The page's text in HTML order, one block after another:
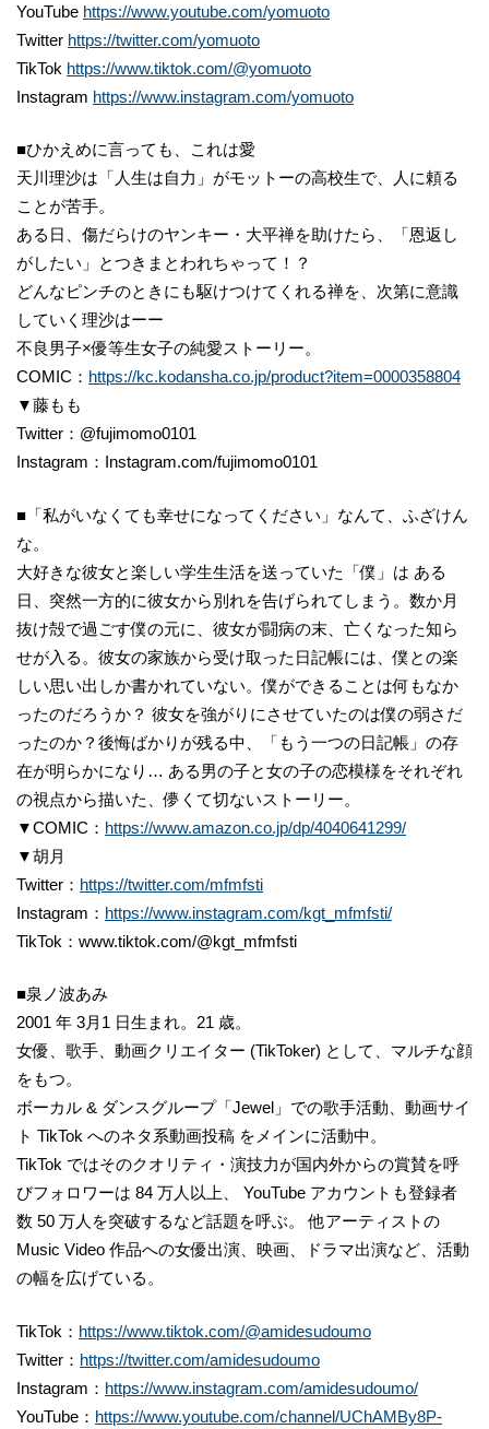
YouTube https://www.youtube.com/yomuoto
Twitter https://twitter.com/yomuoto
TikTok https://www.tiktok.com/@yomuoto
Instagram https://www.instagram.com/yomuoto
■ひかえめに言っても、これは愛
天川理沙は「人生は自力」がモットーの高校生で、人に頼る
ことが苦手。
ある日、傷だらけのヤンキー・大平禅を助けたら、「恩返し
がしたい」とつきまとわれちゃって！？
どんなピンチのときにも駆けつけてくれる禅を、次第に意識
していく理沙はーー
不良男子×優等生女子の純愛ストーリー。
COMIC： https://kc.kodansha.co.jp/product?item=0000358804
▼藤もも
Twitter：@fujimomo0101
Instagram：Instagram.com/fujimomo0101
■「私がいなくても幸せになってください」なんて、ふざけん
な。
大好きな彼女と楽しい学生生活を送っていた「僕」は ある
日、突然一方的に彼女から別れを告げられてしまう。数か月
抜け殻で過ごす僕の元に、彼女が闘病の末、亡くなった知ら
せが入る。彼女の家族から受け取った日記帳には、僕との楽
しい思い出しか書かれていない。僕ができることは何もなか
ったのだろうか？ 彼女を強がりにさせていたのは僕の弱さだ
ったのか？後悔ばかりが残る中、「もう一つの日記帳」の存
在が明らかになり… ある男の子と女の子の恋模様をそれぞれ
の視点から描いた、儚くて切ないストーリー。
▼COMIC： https://www.amazon.co.jp/dp/4040641299/
▼胡月
Twitter： https://twitter.com/mfmfsti
Instagram： https://www.instagram.com/kgt_mfmfsti/
TikTok：www.tiktok.com/@kgt_mfmfsti
■泉ノ波あみ
2001 年 3月1 日生まれ。21 歳。
女優、歌手、動画クリエイター (TikToker) として、マルチな顔
をもつ。
ボーカル & ダンスグループ「Jewel」での歌手活動、動画サイ
ト TikTok へのネタ系動画投稿 をメインに活動中。
TikTok ではそのクオリティ・演技力が国内外からの賞賛を呼
びフォロワーは 84 万人以上、 YouTube アカウントも登録者
数 50 万人を突破するなど話題を呼ぶ。 他アーティストの
Music Video 作品への女優出演、映画、ドラマ出演など、活動
の幅を広げている。
TikTok： https://www.tiktok.com/@amidesudoumo
Twitter： https://twitter.com/amidesudoumo
Instagram： https://www.instagram.com/amidesudoumo/
YouTube： https://www.youtube.com/channel/UChAMBy8P-